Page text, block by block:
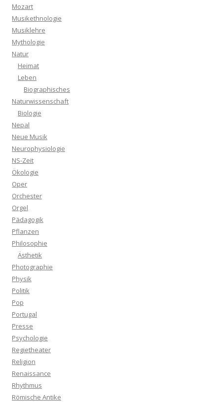
Mozart
Musikethnologie
Musiklehre
Mythologie
Natur
Heimat
Leben
Biographisches
Naturwissenschaft
Biologie
Nepal
Neue Musik
Neurophysiologie
NS-Zeit
Ökologie
Oper
Orchester
Orgel
Pädagogik
Pflanzen
Philosophie
Ästhetik
Photographie
Physik
Politik
Pop
Portugal
Presse
Psychologie
Regietheater
Religion
Renaissance
Rhythmus
Römische Antike